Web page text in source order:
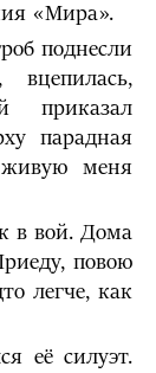
«Мира».
поднесли
приказал
парадная
меня
в вой. Дома
повою
легче, как
её силуэт.